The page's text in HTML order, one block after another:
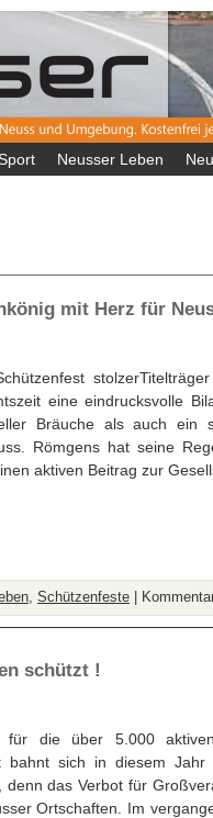
Neusser Leben
mit Herz für
eine eindrucksvolle
Bräuche als auch ein
Römgens hat seine
aktiven Beitrag zur
, Schützenfeste
schützt !
für die über 5.000
bahnt sich in diesem Jahr
denn das Verbot für
Ortschaften. Im